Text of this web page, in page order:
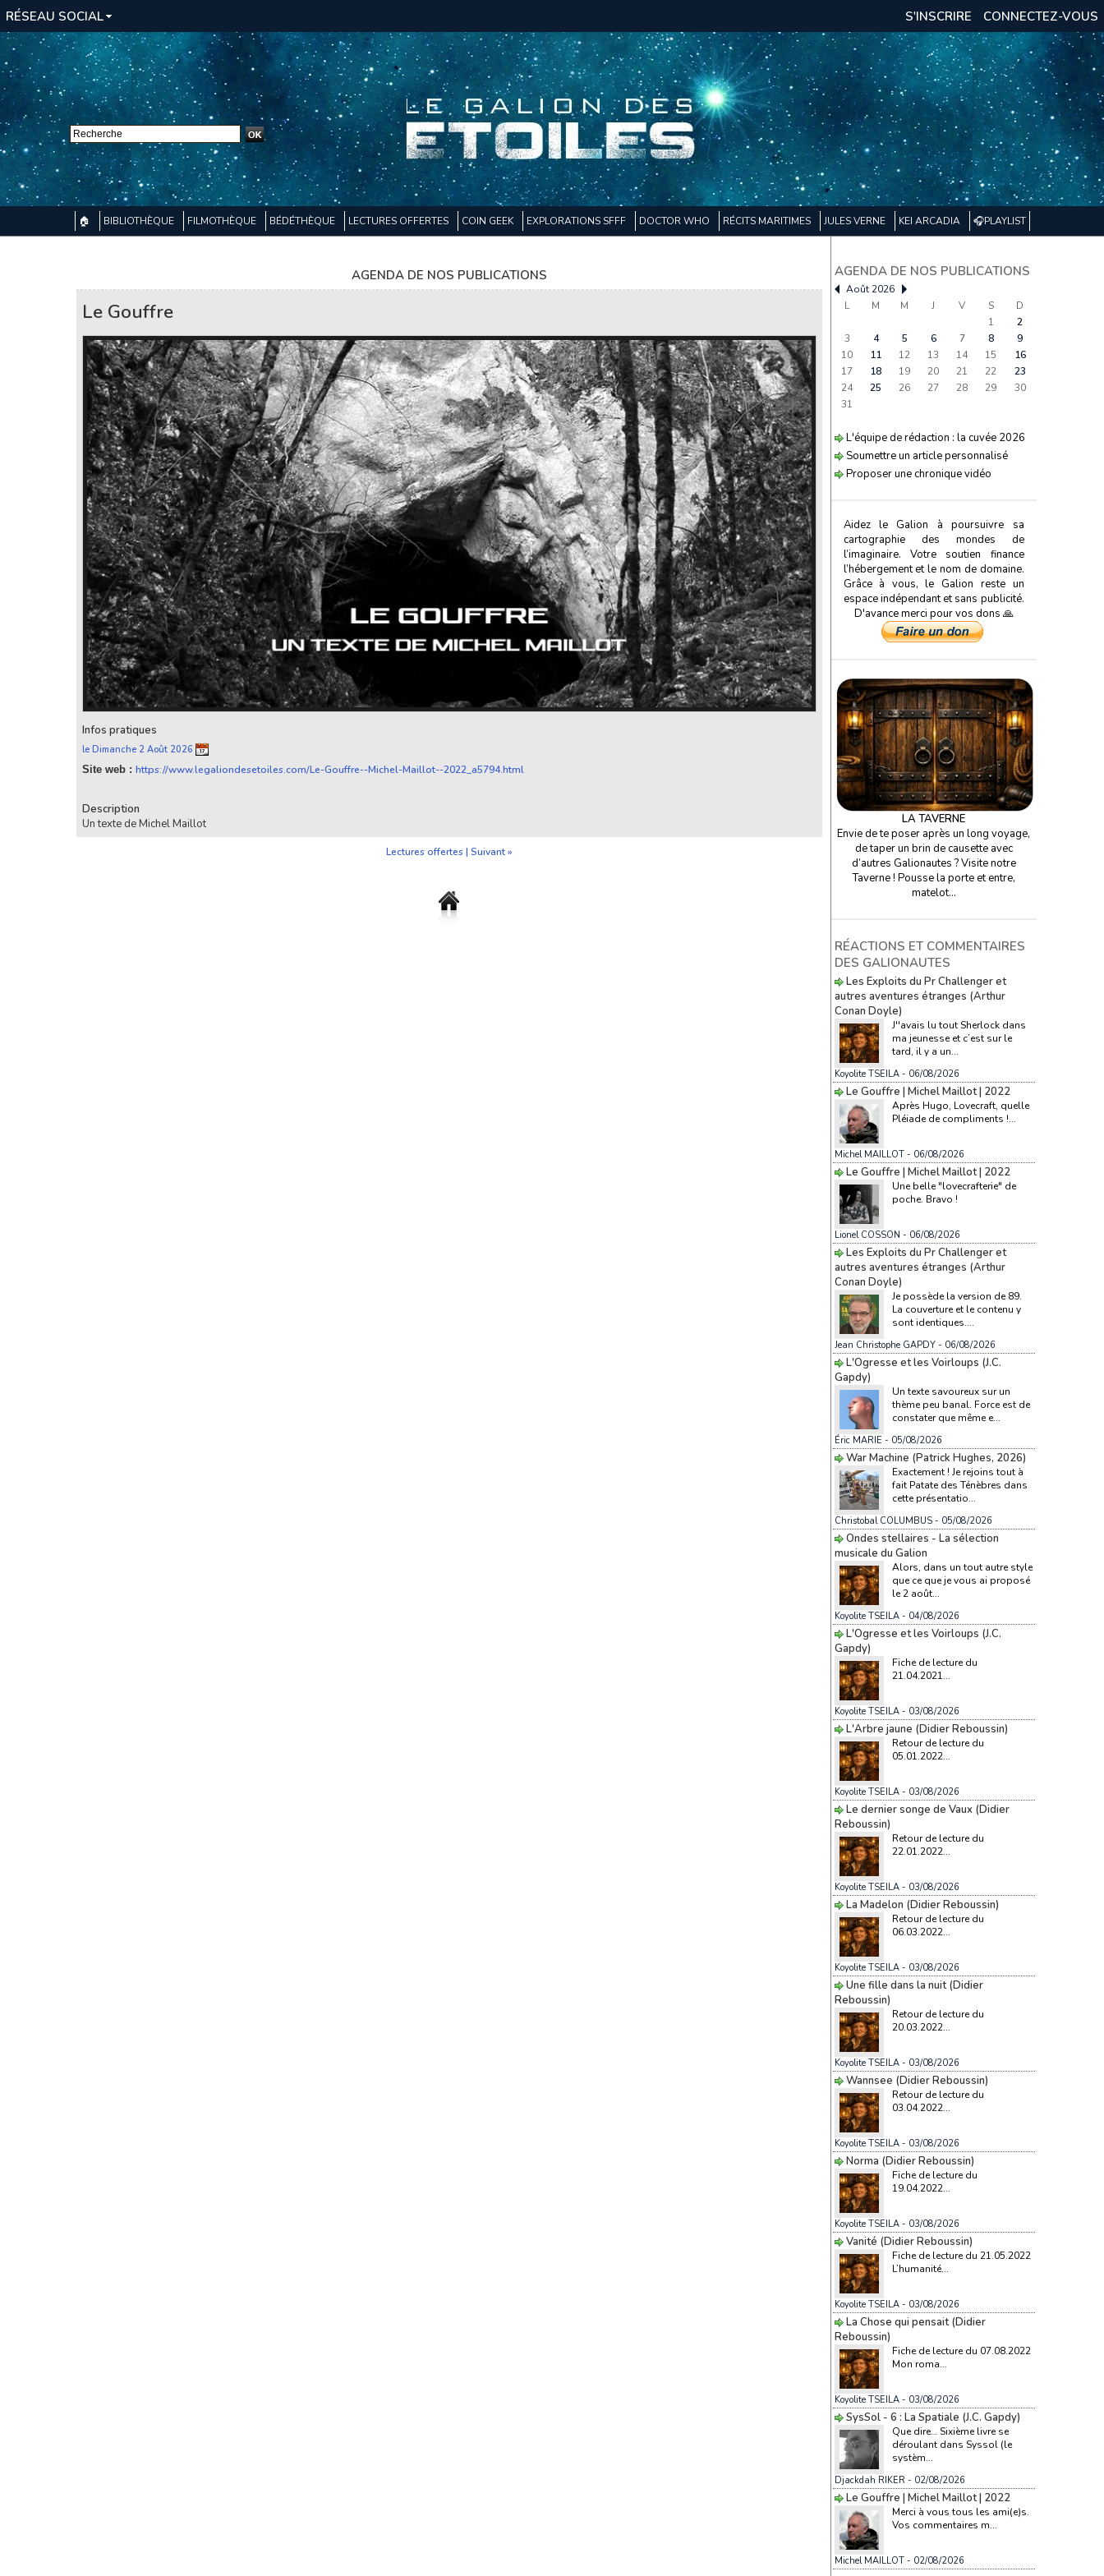
RÉSEAU SOCIAL CONNECTEZ-VOUS
S'INSCRIRE
🏠 BIBLIOTHÈQUE FILMOTHÈQUE BÉDÉTHÈQUE LECTURES OFFERTES COIN GEEK EXPLORATIONS SFFF DOCTOR WHO RÉCITS MARITIMES JULES VERNE KEI ARCADIA 🎧PLAYLIST
AGENDA DE NOS PUBLICATIONS
Le Gouffre
Infos pratiques
le Dimanche 2 Août 2026
Site web : https://www.legaliondesetoiles.com/Le-Gouffre--Michel-Maillot--2022_a5794.html
Description
Un texte de Michel Maillot
Lectures offertes | Suivant »
AGENDA DE NOS PUBLICATIONS
Août 2026
L
M M J V S
D
1
2
3
4 5 6 7 8
9
10
11 12 13 14 15
16
17
18 19 20 21 22
23
24
25 26 27 28 29
30
31
L'équipe de rédaction : la cuvée 2026
Soumettre un article personnalisé
Proposer une chronique vidéo
Aidez le Galion à poursuivre sa
cartographie des mondes de
l’imaginaire. Votre soutien finance
l’hébergement et le nom de domaine.
Grâce à vous, le Galion reste un
espace indépendant et sans publicité.
D'avance merci pour vos dons 🙏
LA TAVERNE
Envie de te poser après un long voyage,
de taper un brin de causette avec
d’autres Galionautes ? Visite notre
Taverne ! Pousse la porte et entre,
matelot…
RÉACTIONS ET COMMENTAIRES
DES GALIONAUTES
Les Exploits du Pr Challenger et
autres aventures étranges (Arthur
Conan Doyle)
J''avais lu tout Sherlock dans
ma jeunesse et c’est sur le
tard, il y a un...
Koyolite TSEILA- 06/08/2026
Le Gouffre | Michel Maillot | 2022
Après Hugo, Lovecraft, quelle
Pléiade de compliments !...
Michel MAILLOT- 06/08/2026
Le Gouffre | Michel Maillot | 2022
Une belle "lovecrafterie" de
poche. Bravo !
Lionel COSSON - 06/08/2026
Les Exploits du Pr Challenger et
autres aventures étranges (Arthur
Conan Doyle)
Je possède la version de 89.
La couverture et le contenu y
sont identiques....
Jean Christophe GAPDY- 06/08/2026
L'Ogresse et les Voirloups (J.C.
Gapdy)
Un texte savoureux sur un
thème peu banal. Force est de
constater que même e...
Éric MARIE - 05/08/2026
War Machine (Patrick Hughes, 2026)
Exactement ! Je rejoins tout à
fait Patate des Ténèbres dans
cette présentatio...
Christobal COLUMBUS- 05/08/2026
Ondes stellaires - La sélection
musicale du Galion
Alors, dans un tout autre style
que ce que je vous ai proposé
le 2 août...
Koyolite TSEILA- 04/08/2026
L'Ogresse et les Voirloups (J.C.
Gapdy)
Fiche de lecture du
21.04.2021...
Koyolite TSEILA- 03/08/2026
L'Arbre jaune (Didier Reboussin)
Retour de lecture du
05.01.2022...
Koyolite TSEILA- 03/08/2026
Le dernier songe de Vaux (Didier
Reboussin)
Retour de lecture du
22.01.2022...
Koyolite TSEILA- 03/08/2026
La Madelon (Didier Reboussin)
Retour de lecture du
06.03.2022...
Koyolite TSEILA- 03/08/2026
Une fille dans la nuit (Didier
Reboussin)
Retour de lecture du
20.03.2022...
Koyolite TSEILA- 03/08/2026
Wannsee (Didier Reboussin)
Retour de lecture du
03.04.2022...
Koyolite TSEILA- 03/08/2026
Norma (Didier Reboussin)
Fiche de lecture du
19.04.2022...
Koyolite TSEILA- 03/08/2026
Vanité (Didier Reboussin)
Fiche de lecture du 21.05.2022
L’humanité...
Koyolite TSEILA- 03/08/2026
La Chose qui pensait (Didier
Reboussin)
Fiche de lecture du 07.08.2022
Mon roma...
Koyolite TSEILA- 03/08/2026
SysSol - 6 : La Spatiale (J.C. Gapdy)
Que dire… Sixième livre se
déroulant dans Syssol (le
systèm...
Djackdah RIKER - 02/08/2026
Le Gouffre | Michel Maillot | 2022
Merci à vous tous les ami(e)s.
Vos commentaires m...
Michel MAILLOT- 02/08/2026